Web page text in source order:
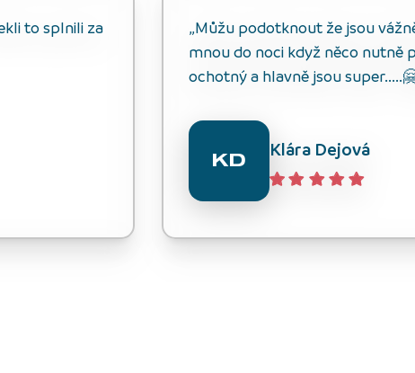
to splnili za
„Můžu podotknout že jsou
mnou do noci když něco nutně
ochotný a hlavně jsou
KD Klára Dejová